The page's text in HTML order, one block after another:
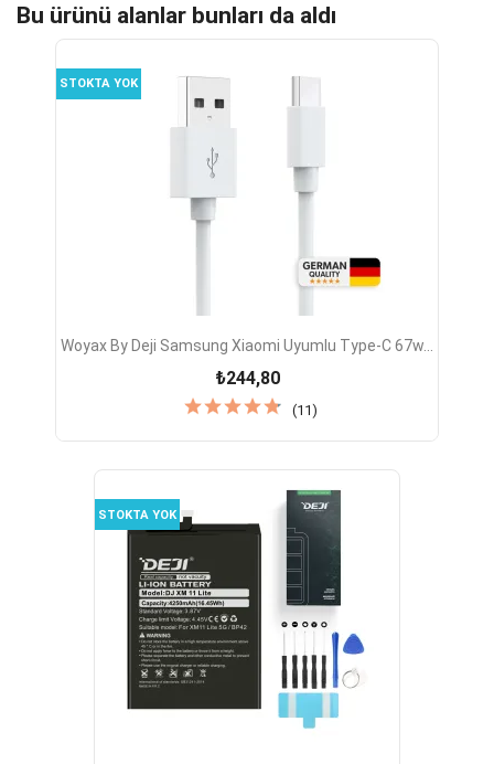
Bu ürünü alanlar bunları da aldı
Woyax By Deji Samsung Xiaomi Uyumlu Type-C 67w...
₺244,80
(11)
STOKTA YOK
STOKTA YOK